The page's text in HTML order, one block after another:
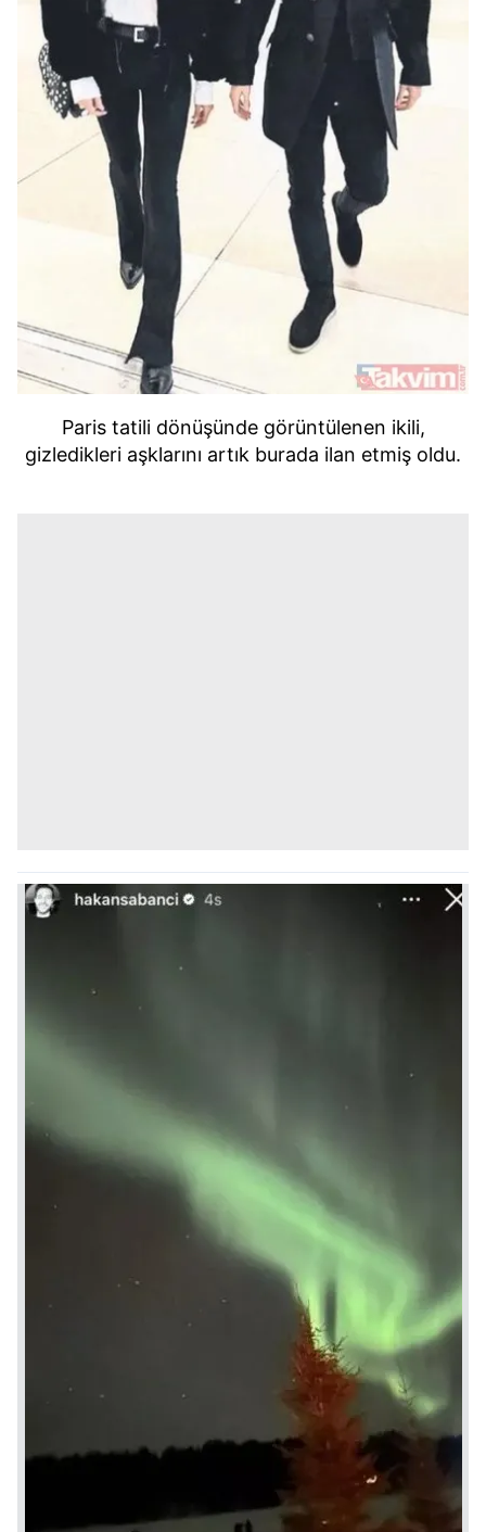
Paris tatili dönüşünde görüntülenen ikili,
gizledikleri aşklarını artık burada ilan etmiş oldu.